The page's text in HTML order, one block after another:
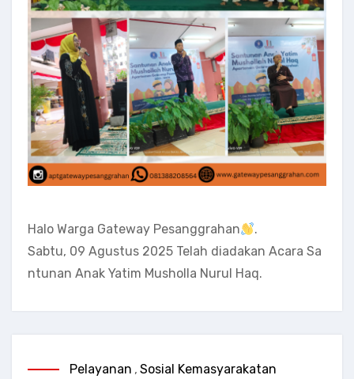
Halo Warga Gateway Pesanggrahan
.
Sabtu, 09 Agustus 2025 Telah diadakan Acara Sa
ntunan Anak Yatim Musholla Nurul Haq.
Pelayanan , Sosial Kemasyarakatan